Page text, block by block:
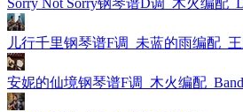
Sorry Not Sorry钢琴谱D调_木火编配
儿行千里钢琴谱F调_未蓝的雨编配_
安妮的仙境钢琴谱F调_木火编配